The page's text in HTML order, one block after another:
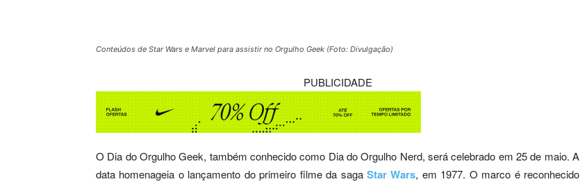
Conteúdos de Star Wars e Marvel para assistir no Orgulho Geek (Foto: Divulgação)
PUBLICIDADE
O Dia do Orgulho Geek, também conhecido como Dia do Orgulho Nerd, será celebrado em 25 de maio. A
data homenageia o lançamento do primeiro filme da saga Star Wars, em 1977. O marco é reconhecido